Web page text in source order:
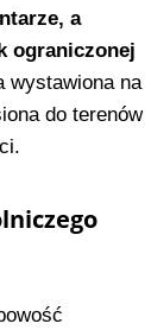
a
ograniczonej
wystawiona na
do terenów